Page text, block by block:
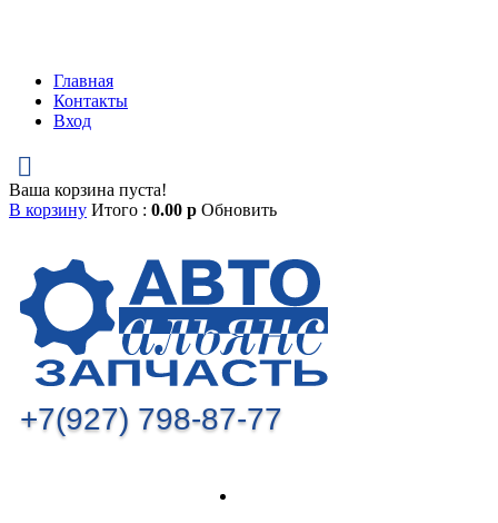
Главная
Контакты
Вход
Ваша корзина пуста!
В корзину Итого : 0.00 р Обновить
+7(927) 798-87-77